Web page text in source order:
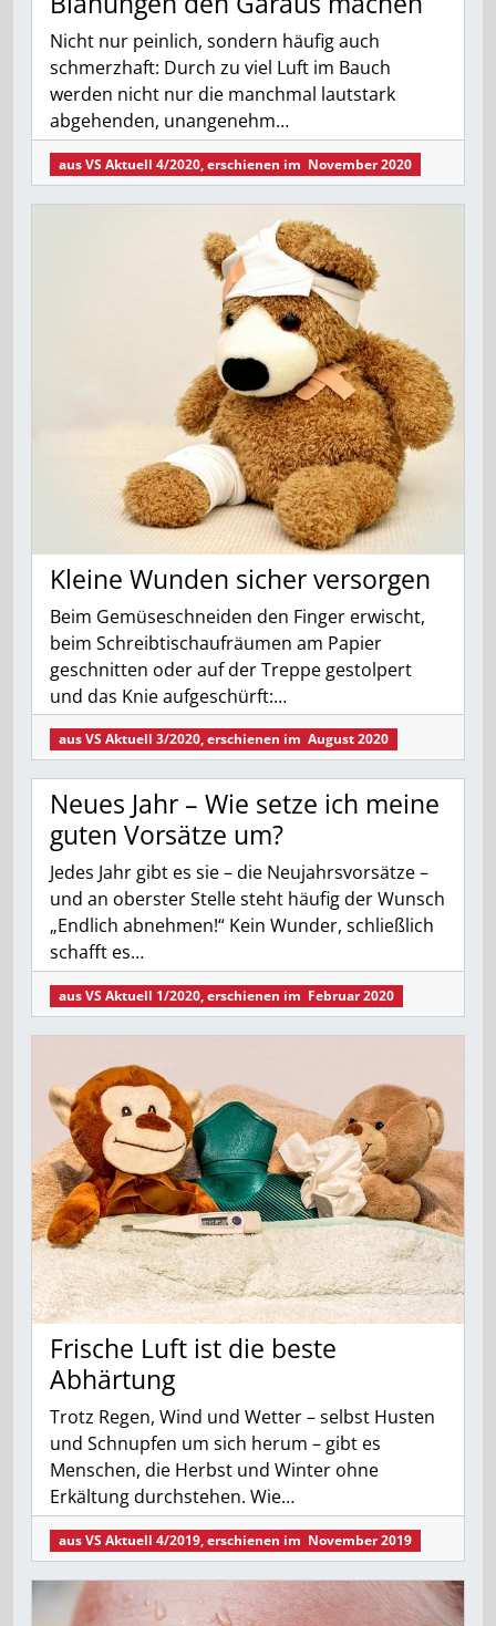
Nicht nur peinlich, sondern häufig auch
schmerzhaft: Durch zu viel Luft im Bauch
werden nicht nur die manchmal lautstark
abgehenden, unangenehm…
ausVS Aktuell 4/2020, erschienen im November 2020
Kleine Wunden sicher versorgen
Beim Gemüseschneiden den Finger erwischt,
beim Schreibtischaufräumen am Papier
geschnitten oder auf der Treppe gestolpert
und das Knie aufgeschürft:…
ausVS Aktuell 3/2020, erschienen im August 2020
Neues Jahr – Wie setze ich meine
guten Vorsätze um?
Jedes Jahr gibt es sie – die Neujahrsvorsätze –
und an oberster Stelle steht häufig der Wunsch
„Endlich abnehmen!“ Kein Wunder, schließlich
schafft es…
ausVS Aktuell 1/2020, erschienen im Februar 2020
Frische Luft ist die beste
Abhärtung
Trotz Regen, Wind und Wetter – selbst Husten
und Schnupfen um sich herum – gibt es
Menschen, die Herbst und Winter ohne
Erkältung durchstehen. Wie…
ausVS Aktuell 4/2019, erschienen im November 2019